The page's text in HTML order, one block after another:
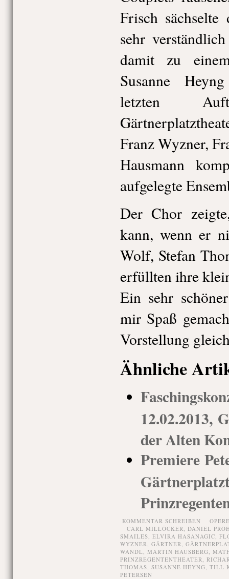
Frisch
sehr
damit zu
Susanne
letzten
Franz Wyzner,
Hausmann
aufgelegte
Der Chor
kann, wenn er
Wolf, Stefan
erfüllten ihre
Ein sehr
mir Spaß
Vorstellung
Ähnliche
12.02.2013,
der Alten
Premiere
KOMMENTAR SCHREIBEN
CARL MILLÖCKER, DANIEL
SMAILES, ELVIRA HASANAGIC,
WYZNER, GÄRTNER,
WANDL, MARTIN HAUSBERG,
PRINZREGENTENTHEATER,
THOMAS, SUSANNE HEYNG, TILL
PETERSEN